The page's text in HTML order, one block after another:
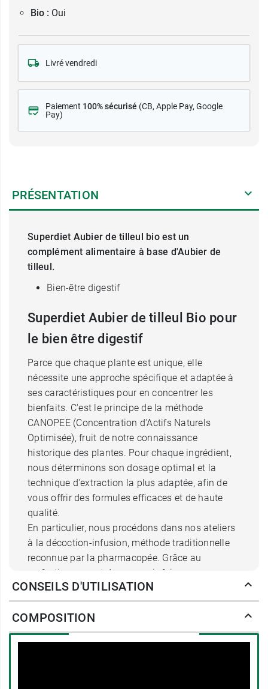
Bio : Oui
Livré vendredi
Paiement 100% sécurisé (CB, Apple Pay, Google
Pay)
PRÉSENTATION
Superdiet Aubier de tilleul bio est un
complément alimentaire à base d'Aubier de
tilleul.
Bien-être digestif
Superdiet Aubier de tilleul Bio pour
le bien être digestif
Parce que chaque plante est unique, elle
nécessite une approche spécifique et adaptée à
ses caractéristiques pour en concentrer les
bienfaits. C'est le principe de la méthode
CANOPEE (Concentration d'Actifs Naturels
Optimisée), fruit de notre connaissance
historique des plantes. Pour chaque ingrédient,
nous déterminons son dosage optimal et la
technique d'extraction la plus adaptée, afin de
vous offrir des formules efficaces et de haute
qualité.
En particulier, nous procédons dans nos ateliers
à la décoction-infusion, méthode traditionnelle
reconnue par la pharmacopée. Grâce au
perfectionnement de ce savoir-faire, nous
parvenons à extraire jusqu'à 125% d'actifs
supplémentaires.
Comment prendre Super Diet
CONSEILS D'UTILISATION
COMPOSITION